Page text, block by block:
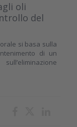
oli
del
si basa sulla
di un